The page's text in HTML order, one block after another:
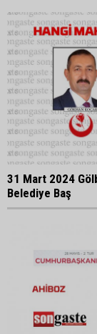
31 Mart 2024
Belediye Baş